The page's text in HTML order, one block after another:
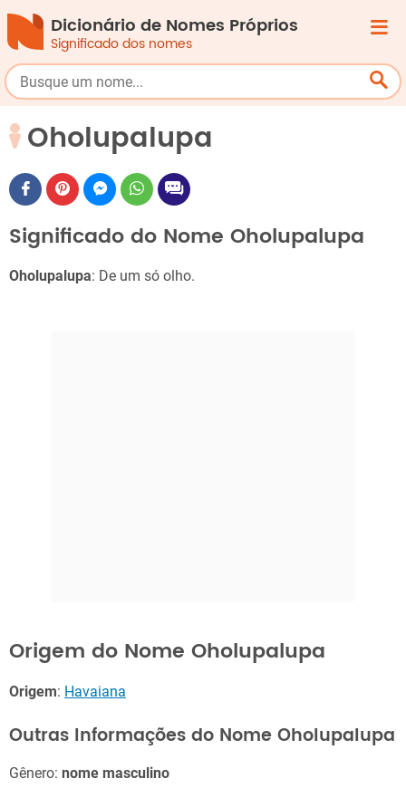
Dicionário de Nomes Próprios
Significado dos nomes
Oholupalupa
Significado do Nome Oholupalupa
Oholupalupa: De um só olho.
Origem do Nome Oholupalupa
Origem: Havaiana
Outras Informações do Nome Oholupalupa
Gênero: nome masculino